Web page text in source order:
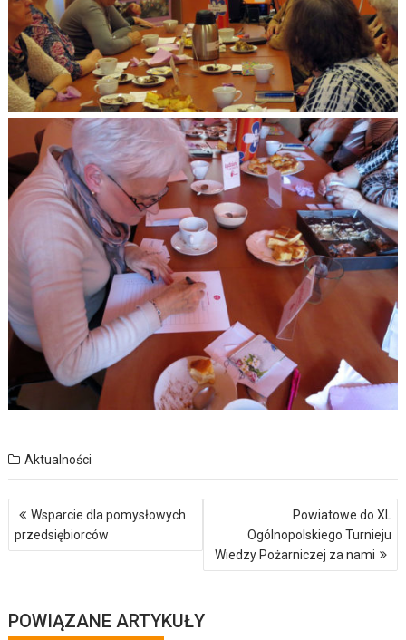
Aktualności
Nawigacja
wpisu
Wsparcie dla pomysłowych
przedsiębiorców
Powiatowe do XL
Ogólnopolskiego Turnieju
Wiedzy Pożarniczej za nami
POWIĄZANE ARTYKUŁY